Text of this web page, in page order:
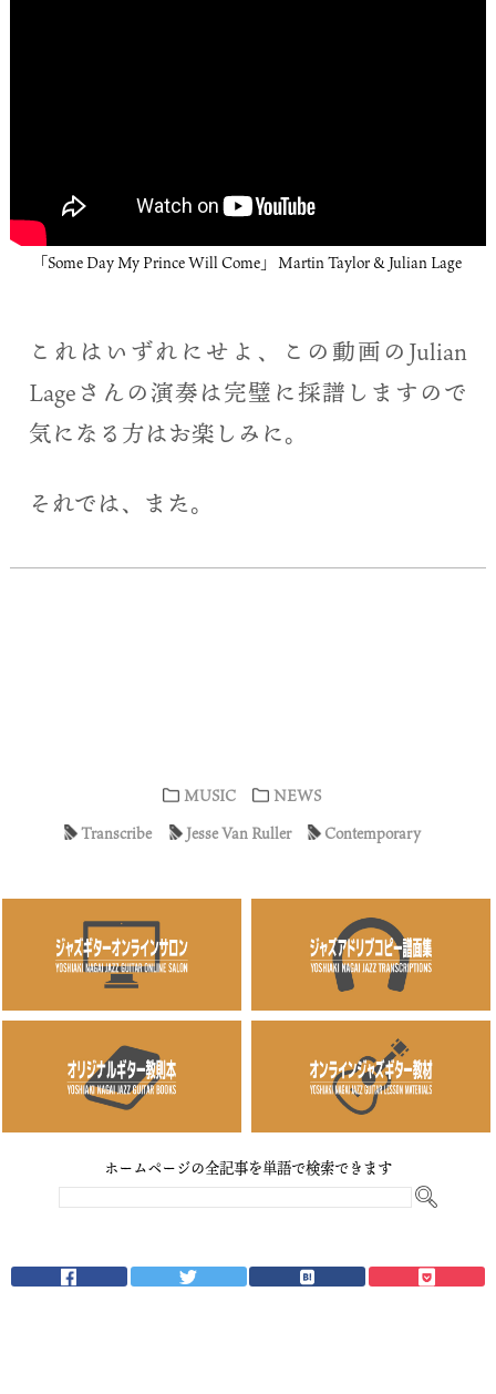
「Some Day My Prince Will Come」 Martin Taylor & Julian Lage
これはいずれにせよ、この動画のJulian
Lageさんの演奏は完璧に採譜しますので
気になる方はお楽しみに。
それでは、また。
MUSIC
NEWS
Transcribe
Jesse Van Ruller Contemporary
ホームページの全記事を単語で検索できます